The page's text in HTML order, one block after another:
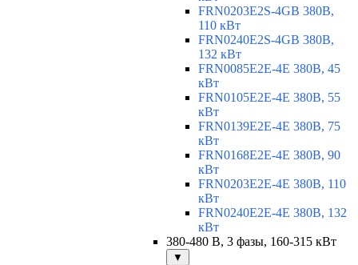
FRN0203E2S-4GB 380В,
110 кВт
FRN0240E2S-4GB 380В,
132 кВт
FRN0085E2E-4E 380В, 45
кВт
FRN0105E2E-4E 380В, 55
кВт
FRN0139E2E-4E 380В, 75
кВт
FRN0168E2E-4E 380В, 90
кВт
FRN0203E2E-4E 380В, 110
кВт
FRN0240E2E-4E 380В, 132
кВт
380-480 В, 3 фазы, 160-315 кВт
▼